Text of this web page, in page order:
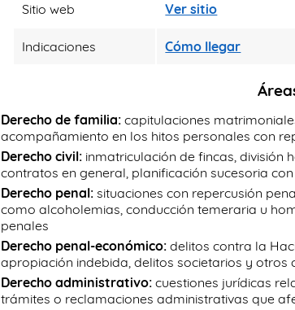
Sitio web Ver sitio
Indicaciones Cómo llegar
Derecho de familia: capitulaciones
acompañamiento en los hitos personales con
Derecho civil: inmatriculación de fincas, división
contratos en general, planificación sucesoria
Derecho penal: situaciones con repercusión
como alcoholemias, conducción temeraria u
penales
Derecho penal-económico: delitos contra la
apropiación indebida, delitos societarios y
Derecho administrativo: cuestiones jurídicas
trámites o reclamaciones administrativas que